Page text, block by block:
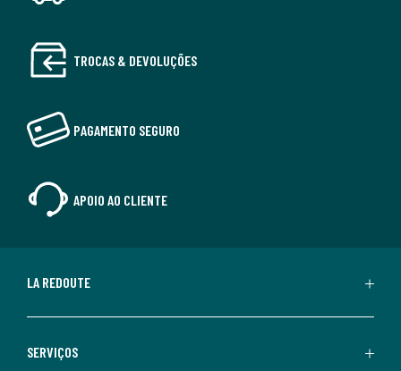
TROCAS & DEVOLUÇÕES
PAGAMENTO SEGURO
APOIO AO CLIENTE
LA REDOUTE
SERVIÇOS